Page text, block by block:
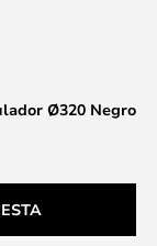
Ø320 Negro